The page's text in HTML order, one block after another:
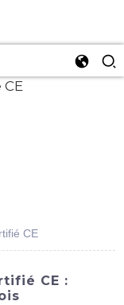
CE
CE :